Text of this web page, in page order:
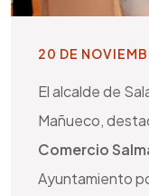
20 DE
El alcalde de
Mañueco,
Comercio
Ayuntamiento